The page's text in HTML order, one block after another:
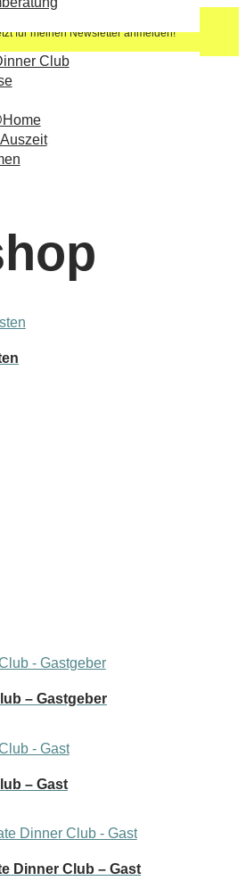
für meinen Newsletter anmelden!
Club
– Gastgeber
– Gast
Dinner Club – Gast